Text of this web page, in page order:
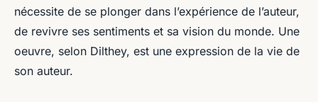
nécessite de se plonger dans l’expérience de l’auteur,
de revivre ses sentiments et sa vision du monde. Une
oeuvre, selon Dilthey, est une expression de la vie de
son auteur.